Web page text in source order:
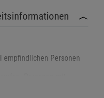
empfindlichen Personen
Personen mit
direkten Kontakt